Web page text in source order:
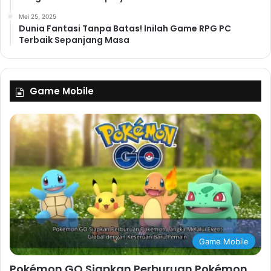
Mei 25, 2025
Dunia Fantasi Tanpa Batas! Inilah Game RPG PC
Terbaik Sepanjang Masa
Game Mobile
Game Mobile